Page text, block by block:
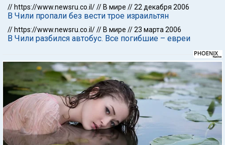
// https://www.newsru.co.il/// В мире //22 декабря 2006
В Чили пропали без вести трое израильтян
// https://www.newsru.co.il/// В мире //23 марта 2006
В Чили разбился автобус. Все погибшие – евреи